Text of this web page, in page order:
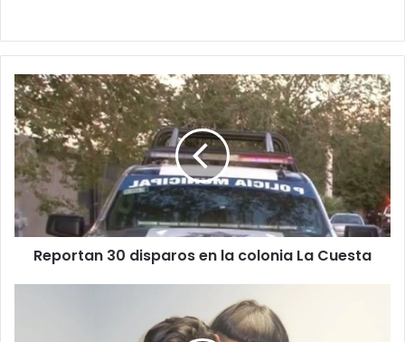
Reportan
30
disparos
en
la
colonia
La
Cuesta
Reportan 30 disparos en la colonia La Cuesta